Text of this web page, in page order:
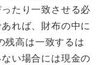
たり一致させる必
れば、財布の中に
残高は一致するは
い場合には現金の